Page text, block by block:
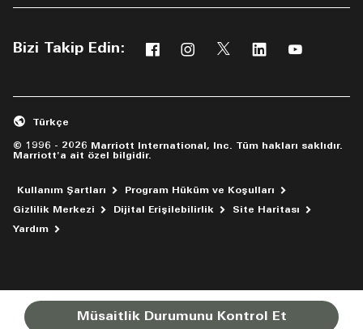
Müsaitlik Durumunu Kontrol Et
Bizi Takip Edin:
Facebook
Yeni bir pencerede açılır
Instagram
Yeni bir pencerede açılır
Twitter
Yeni bir pencerede
Linkedin
Yeni bir
© 1996 - 2026 Marriott International, Inc. Tüm hakları saklıdır.
Marriott'a ait özel bilgidir.
Türkçe
Kullanım Şartları
Program Hüküm ve Koşulları
Gizlilik Merkezi
Dijital Erişilebilirlik
Site Haritası
Yardım